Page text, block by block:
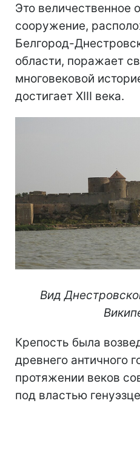
Это величественное
сооружение,
Белгород-
области, поражает
многовековой
достигает XIII века.
Вид
Крепость была
древнего античного
протяжении веков
под властью